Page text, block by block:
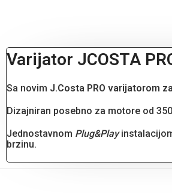
Varijator JCOSTA
Sa novim J.Costa PRO varijatorom
Dizajniran posebno za motore od
Jednostavnom Plug&Play
brzinu.